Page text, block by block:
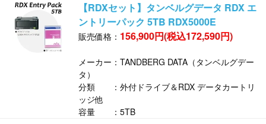
【RDXセット】タンベルグデータ RDX エ
ントリーパック 5TB RDX5000E
販売価格： 156,900円(税込172,590円)
メーカー：TANDBERG DATA（タンベルグデー
タ）
分類 ：外付ドライブ＆RDX データカートリ
ッジ他
容量 ：5TB